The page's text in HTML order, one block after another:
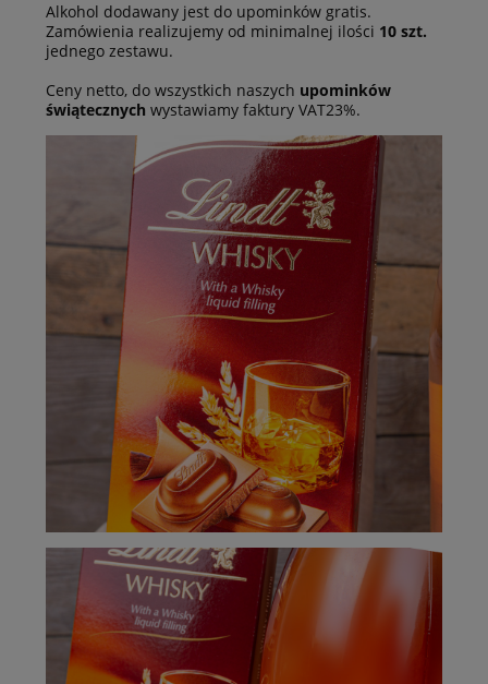
Alkohol dodawany jest do upominków gratis.
Zamówienia realizujemy od minimalnej ilości 10 szt.
jednego zestawu.
Ceny netto, do wszystkich naszych upominków
świątecznych wystawiamy faktury VAT23%.